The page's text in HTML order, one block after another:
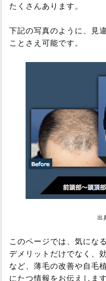
たくさんあります。
下記の写真のように、見
ことさえ可能です。
出
このページでは、気にな
デメリットだけでなく、
など、薄毛の改善や自毛
にたつ情報をお伝えします